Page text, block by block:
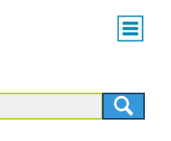
Main
menu